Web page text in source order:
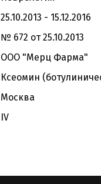
25.10.2013 - 15.12.2016
№ 672 от 25.10.2013
ООО "Мерц Фарма"
Ксеомин
Москва
IV